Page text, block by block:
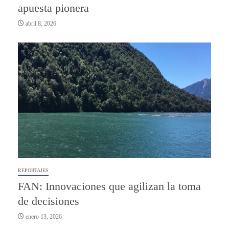
apuesta pionera
abril 8, 2026
REPORTAJES
FAN: Innovaciones que agilizan la toma
de decisiones
enero 13, 2026